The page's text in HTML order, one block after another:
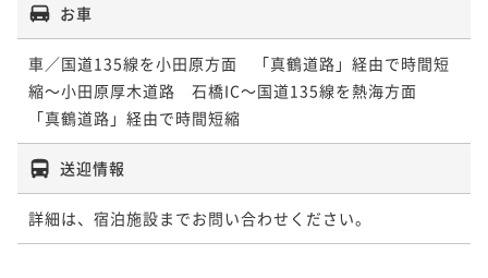
お車
車／国道135線を小田原方面　「真鶴道路」経由で時間短
縮～小田原厚木道路　石橋IC～国道135線を熱海方面
「真鶴道路」経由で時間短縮
送迎情報
詳細は、宿泊施設までお問い合わせください。